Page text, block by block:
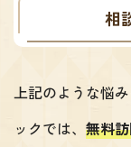
相
上記のような悩み
ックでは、 無料